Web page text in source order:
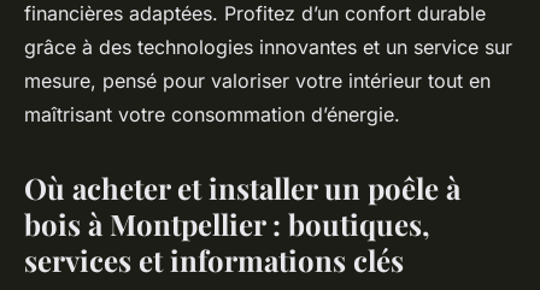
financières adaptées. Profitez d’un confort durable
grâce à des technologies innovantes et un service sur
mesure, pensé pour valoriser votre intérieur tout en
maîtrisant votre consommation d’énergie.
Où acheter et installer un poêle à
bois à Montpellier : boutiques,
services et informations clés